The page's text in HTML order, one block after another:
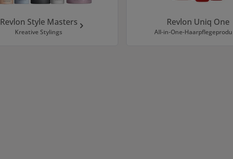
Revlon Style Masters
Kreative Stylings
Revlon Uniq One
All-in-One-